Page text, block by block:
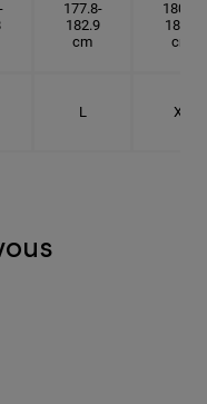
177.8-
182.9
cm
180.3-
185.5
cm
L XL